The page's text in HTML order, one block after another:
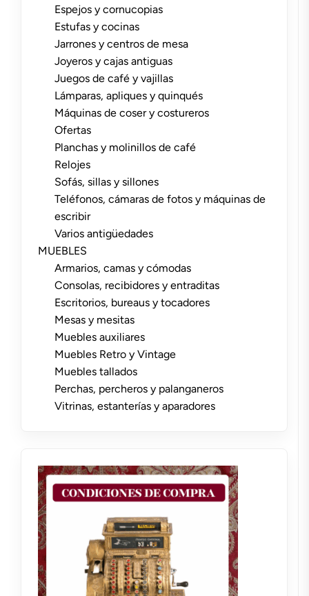
Espejos y cornucopias
Estufas y cocinas
Jarrones y centros de mesa
Joyeros y cajas antiguas
Juegos de café y vajillas
Lámparas, apliques y quinqués
Máquinas de coser y costureros
Ofertas
Planchas y molinillos de café
Relojes
Sofás, sillas y sillones
Teléfonos, cámaras de fotos y máquinas de
escribir
Varios antigüedades
MUEBLES
Armarios, camas y cómodas
Consolas, recibidores y entraditas
Escritorios, bureaus y tocadores
Mesas y mesitas
Muebles auxiliares
Muebles Retro y Vintage
Muebles tallados
Perchas, percheros y palanganeros
Vitrinas, estanterías y aparadores